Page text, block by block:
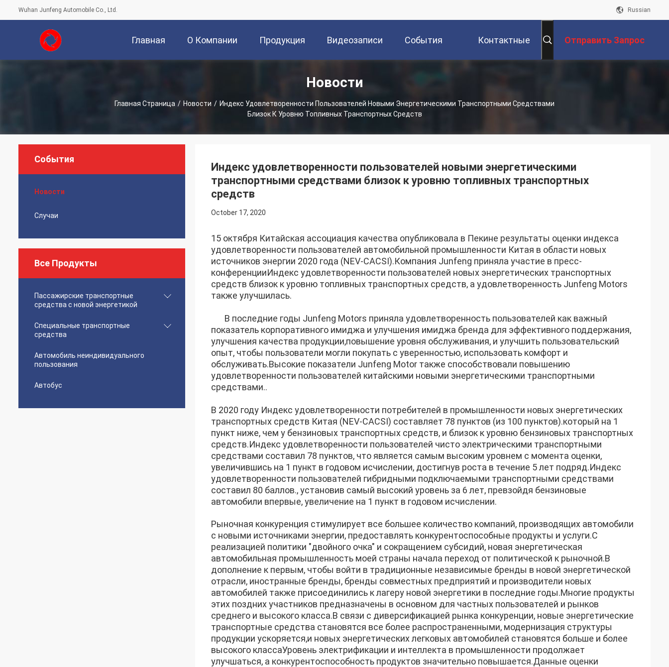
Wuhan Junfeng Automobile Co., Ltd. Russian
Главная О Компании Продукция Видеозаписи События Контактные Отправить Запрос
Новости
Главная Страница / Новости / Индекс Удовлетворенности Пользователей Новыми Энергетическими Транспортными Средствами
Близок К Уровню Топливных Транспортных Средств
События
Новости
Случаи
Все Продукты
Пассажирские транспортные
средства с новой энергетикой
Специальные транспортные
средства
Автомобиль неиндивидуального
пользования
Автобус
Индекс удовлетворенности пользователей новыми энергетическими
транспортными средствами близок к уровню топливных транспортных
средств
October 17, 2020
15 октября Китайская ассоциация качества опубликовала в Пекине результаты оценки индекса
удовлетворенности пользователей автомобильной промышленности Китая в области новых
источников энергии 2020 года (NEV-CACSI).Компания Junfeng приняла участие в пресс-
конференцииИндекс удовлетворенности пользователей новых энергетических транспортных
средств близок к уровню топливных транспортных средств, а удовлетворенность Junfeng Motors
также улучшилась.
В последние годы Junfeng Motors приняла удовлетворенность пользователей как важный
показатель корпоративного имиджа и улучшения имиджа бренда для эффективного поддержания,
улучшения качества продукции,повышение уровня обслуживания, и улучшить пользовательский
опыт, чтобы пользователи могли покупать с уверенностью, использовать комфорт и
обслуживать.Высокие показатели Junfeng Motor также способствовали повышению
удовлетворенности пользователей китайскими новыми энергетическими транспортными
средствами..
В 2020 году Индекс удовлетворенности потребителей в промышленности новых энергетических
транспортных средств Китая (NEV-CACSI) составляет 78 пунктов (из 100 пунктов).который на 1
пункт ниже, чем у бензиновых транспортных средств, и близок к уровню бензиновых транспортных
средств.Индекс удовлетворенности пользователей чисто электрическими транспортными
средствами составил 78 пунктов, что является самым высоким уровнем с момента оценки,
увеличившись на 1 пункт в годовом исчислении, достигнув роста в течение 5 лет подряд.Индекс
удовлетворенности пользователей гибридными подключаемыми транспортными средствами
составил 80 баллов., установив самый высокий уровень за 6 лет, превзойдя бензиновые
автомобили впервые, увеличение на 1 пункт в годовом исчислении.
Рыночная конкуренция стимулирует все большее количество компаний, производящих автомобили
с новыми источниками энергии, предоставлять конкурентоспособные продукты и услуги.С
реализацией политики "двойного очка" и сокращением субсидий, новая энергетическая
автомобильная промышленность моей страны начала переход от политической к рыночной.В
дополнение к первым, чтобы войти в традиционные независимые бренды в новой энергетической
отрасли, иностранные бренды, бренды совместных предприятий и производители новых
автомобилей также присоединились к лагеру новой энергетики в последние годы.Многие продукты
этих поздних участников предназначены в основном для частных пользователей и рынков
среднего и высокого класса.В связи с диверсификацией рынка конкуренции, новые энергетические
транспортные средства становятся все более распространенными, модернизация структуры
продукции ускоряется,и новых энергетических легковых автомобилей становятся больше и более
высокого классаУровень электрификации и интеллекта в промышленности продолжает
улучшаться, а конкурентоспособность продуктов значительно повышается.Данные оценки